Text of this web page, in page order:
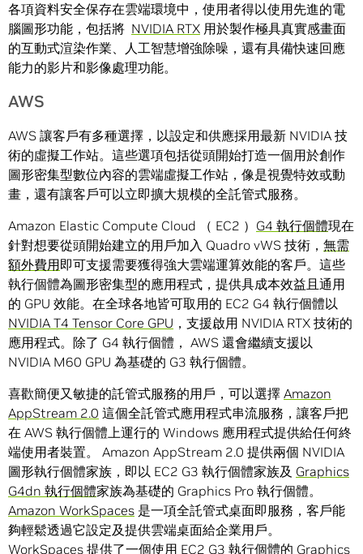
各項資料安全保存在雲端環境中，使用者得以使用先進的電
腦圖形功能，包括將 NVIDIA RTX 用於製作極具真實感畫面
的互動式渲染作業、人工智慧增強除噪，還有具備快速回應
能力的影片和影像處理功能。
AWS
AWS 讓客戶有多種選擇，以設定和供應採用最新 NVIDIA 技
術的虛擬工作站。這些選項包括從頭開始打造一個用於創作
圖形密集型數位內容的雲端虛擬工作站，像是視覺特效或動
畫，還有讓客戶可以立即擴大規模的全託管式服務。
Amazon Elastic Compute Cloud （ EC2 ） G4 執行個體現在
針對想要從頭開始建立的用戶加入 Quadro vWS 技術， 無需
額外費用即可支援需要獲得強大雲端運算效能的客戶。這些
執行個體為圖形密集型的應用程式，提供具成本效益且通用
的 GPU 效能。在全球各地皆可取用的 EC2 G4 執行個體以
NVIDIA T4 Tensor Core GPU ，支援啟用 NVIDIA RTX 技術的
應用程式。除了 G4 執行個體， AWS 還會繼續支援以
NVIDIA M60 GPU 為基礎的 G3 執行個體。
喜歡簡便又敏捷的託管式服務的用戶，可以選擇 Amazon
AppStream 2.0 這個全託管式應用程式串流服務，讓客戶把
在 AWS 執行個體上運行的 Windows 應用程式提供給任何終
端使用者裝置。 Amazon AppStream 2.0 提供兩個 NVIDIA
圖形執行個體家族，即以 EC2 G3 執行個體家族及 Graphics
G4dn 執行個體家族為基礎的 Graphics Pro 執行個體。
Amazon WorkSpaces 是一項全託管式桌面即服務，客戶能
夠輕鬆透過它設定及提供雲端桌面給企業用戶。
WorkSpaces 提供了一個使用 EC2 G3 執行個體的 Graphics